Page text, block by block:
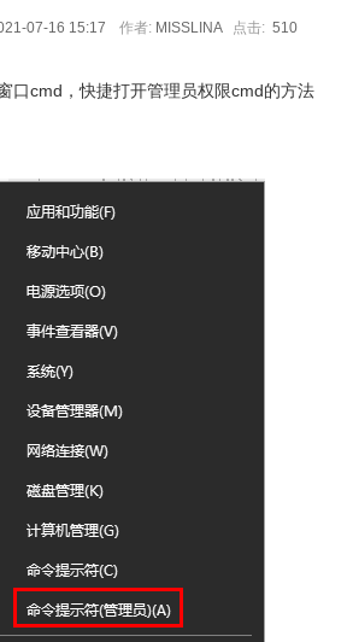
07-16 15:17 作者: MISSLINA 点击: 510
口cmd，快捷打开管理员权限cmd的方法